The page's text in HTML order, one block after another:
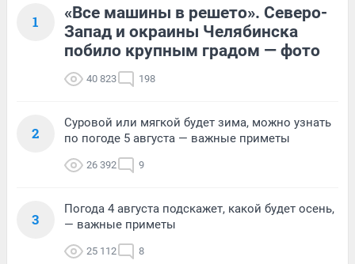
1
«Все машины в решето». Северо-
Запад и окраины Челябинска
побило крупным градом — фото
40 823 198
2
Суровой или мягкой будет зима, можно узнать
по погоде 5 августа — важные приметы
26 392 9
3
Погода 4 августа подскажет, какой будет осень,
— важные приметы
25 112 8